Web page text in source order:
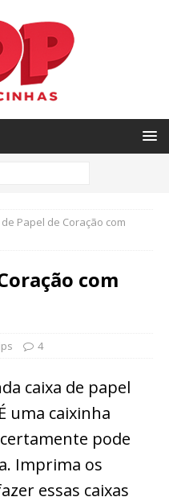
Papel de Coração com
com
4
caixa de papel
uma caixinha
pode
Imprima os
essas caixas